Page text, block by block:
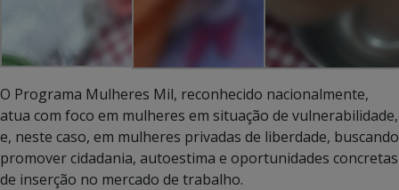
O Programa Mulheres Mil, reconhecido nacionalmente,
atua com foco em mulheres em situação de vulnerabilidade,
e, neste caso, em mulheres privadas de liberdade, buscando
promover cidadania, autoestima e oportunidades concretas
de inserção no mercado de trabalho.